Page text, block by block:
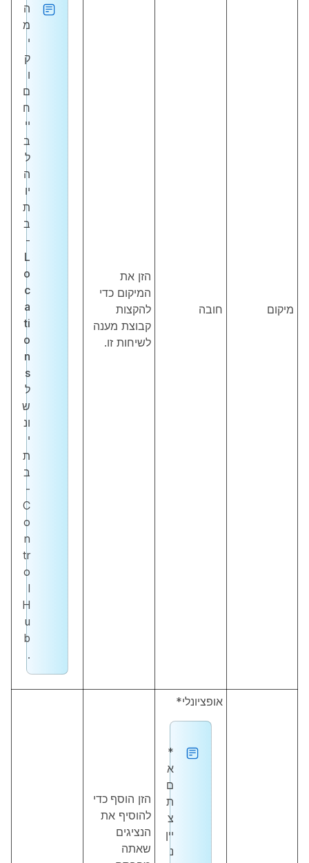
מיקום חובה
הזן את
המיקום כדי
להקצות
קבוצת מענה
לשיחות זו.
ה
מ
י
ק
ו
ם
ח
יי
ב
ל
ה
יו
ת
ב
-
L
o
c
a
ti
o
n
s
ל
ש
ונ
י
ת
ב
-
C
o
n
tr
o
l
H
u
b
.
אופציונלי*
*
א
ם
ת
צ
יין
נ
הזן הוסף כדי
להוסיף את
הנציגים
שאתה